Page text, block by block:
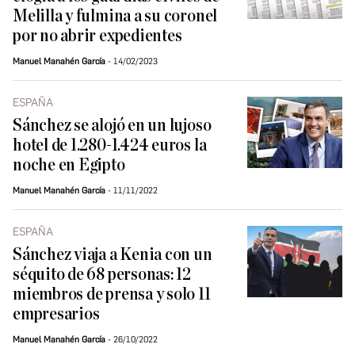
Melilla y fulmina a su coronel
por no abrir expedientes
Manuel Manahén García 14/02/2023
ESPAÑA
Sánchez se alojó en un lujoso
hotel de 1.280-1.424 euros la
noche en Egipto
Manuel Manahén García 11/11/2022
ESPAÑA
Sánchez viaja a Kenia con un
séquito de 68 personas: 12
miembros de prensa y solo 11
empresarios
Manuel Manahén García 26/10/2022